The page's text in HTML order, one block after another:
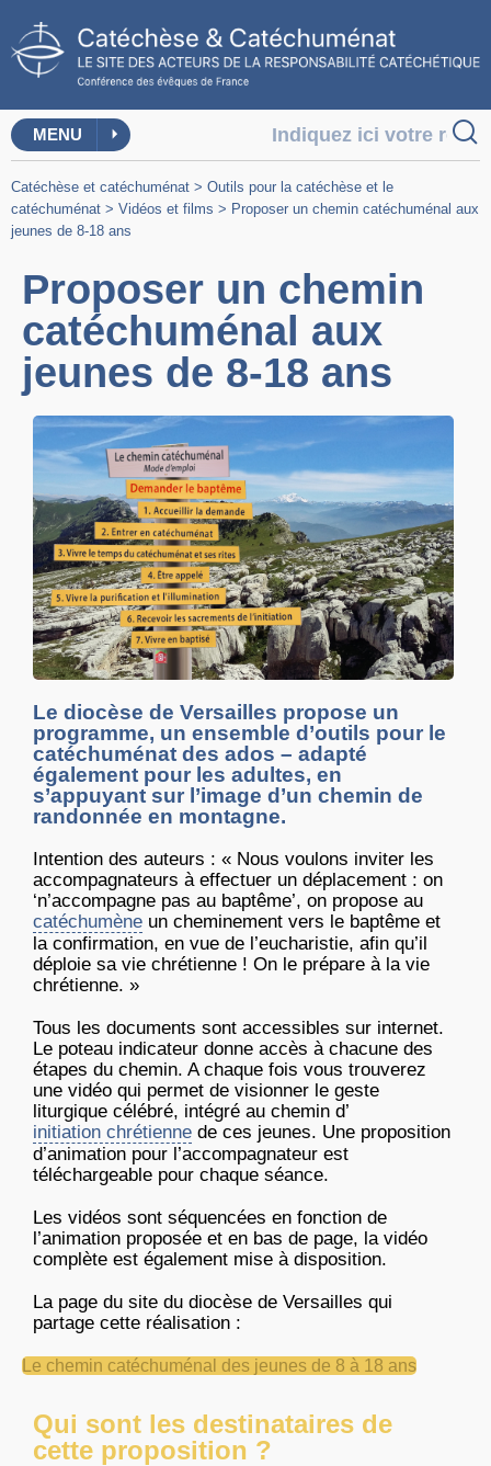
MENU
Catéchèse et catéchuménat > Outils pour la catéchèse et le
catéchuménat > Vidéos et films > Proposer un chemin catéchuménal aux
jeunes de 8-18 ans
Proposer un chemin
catéchuménal aux
jeunes de 8-18 ans
Le diocèse de Versailles propose un
programme, un ensemble d’outils pour le
catéchuménat des ados – adapté
également pour les adultes, en
s’appuyant sur l’image d’un chemin de
randonnée en montagne.
Intention des auteurs : « Nous voulons inviter les
accompagnateurs à effectuer un déplacement : on
‘n’accompagne pas au baptême’, on propose au
catéchumène un cheminement vers le baptême et
la confirmation, en vue de l’eucharistie, afin qu’il
déploie sa vie chrétienne ! On le prépare à la vie
chrétienne. »
Tous les documents sont accessibles sur internet.
Le poteau indicateur donne accès à chacune des
étapes du chemin. A chaque fois vous trouverez
une vidéo qui permet de visionner le geste
liturgique célébré, intégré au chemin d’
initiation chrétienne de ces jeunes. Une proposition
d’animation pour l’accompagnateur est
téléchargeable pour chaque séance.
Les vidéos sont séquencées en fonction de
l’animation proposée et en bas de page, la vidéo
complète est également mise à disposition.
La page du site du diocèse de Versailles qui
partage cette réalisation :
Le chemin catéchuménal des jeunes de 8 à 18 ans
Qui sont les destinataires de
cette proposition ?